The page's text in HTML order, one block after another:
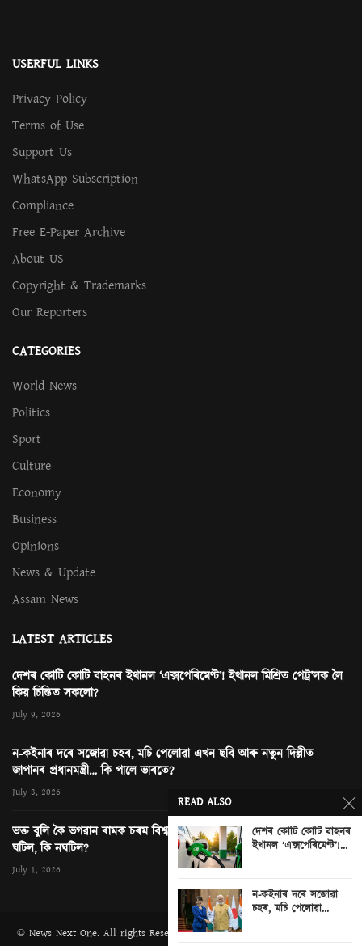
USERFUL LINKS
Privacy Policy
Terms of Use
Support Us
WhatsApp Subscription
Compliance
Free E-Paper Archive
About US
Copyright & Trademarks
Our Reporters
CATEGORIES
World News
Politics
Sport
Culture
Economy
Business
Opinions
News & Update
Assam News
LATEST ARTICLES
দেশৰ কোটি কোটি বাহনৰ ইথানল ‘এক্সপেৰিমেণ্ট’! ইথানল মিশ্ৰিত পেট্ৰ’লক লৈ
কিয় চিন্তিত সকলো?
July 9, 2026
ন-কইনাৰ দৰে সজোৱা চহৰ, মচি পেলোৱা এখন ছবি আৰু নতুন দিল্লীত
জাপানৰ প্ৰধানমন্ত্ৰী… কি পালে ভাৰতে?
July 3, 2026
ভক্ত বুলি কৈ ভগৱান ৰামক চৰম বিশ্বাসঘাটকতা! অযোধ্যাৰ ৰাম মন্দিৰত কি
ঘটিল, কি নঘটিল?
July 1, 2026
© News Next One. All rights Reserved. Contacteditor@newsnextone.com
READ ALSO
দেশৰ কোটি কোটি বাহনৰ
ইথানল ‘এক্সপেৰিমেণ্ট’!...
ন-কইনাৰ দৰে সজোৱা
চহৰ, মচি পেলোৱা...